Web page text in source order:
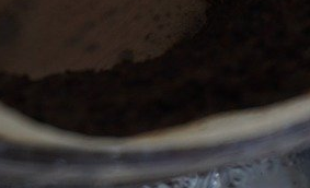
Pin it
Kusha-Maru
お家キャンプ
キャンプでコ